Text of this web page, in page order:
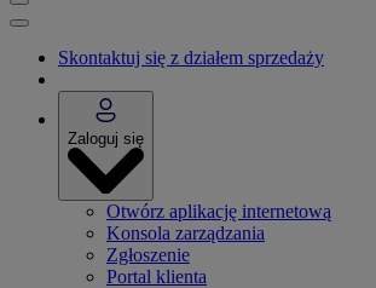
Skontaktuj się z działem sprzedaży
Zaloguj się
Otwórz aplikację internetową
Konsola zarządzania
Zgłoszenie
Portal klienta